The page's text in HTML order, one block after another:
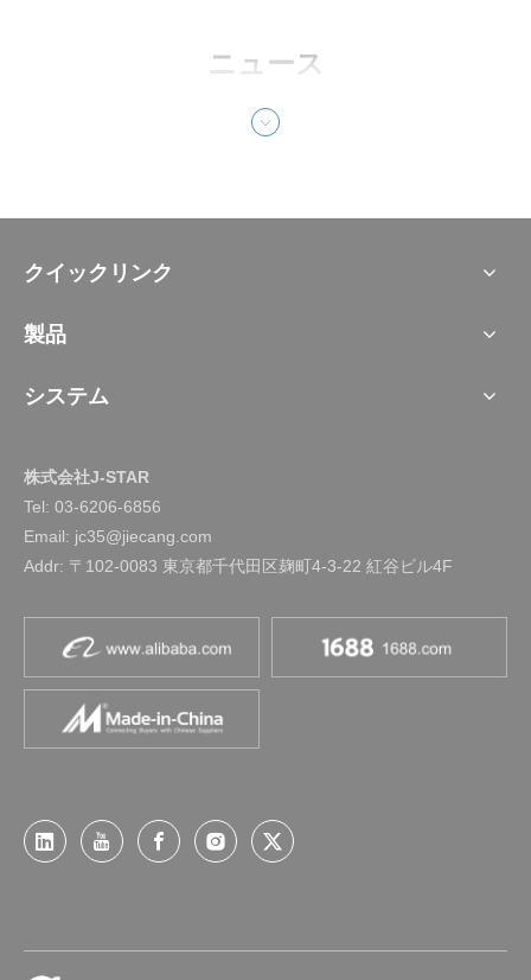
ニュース
クイックリンク
製品
システム
株式会社J-STAR
Tel: 03-6206-6856
Email: jc35@jiecang.com
Addr: 〒102-0083 東京都千代田区麹町4-3-22 紅谷ビル4F